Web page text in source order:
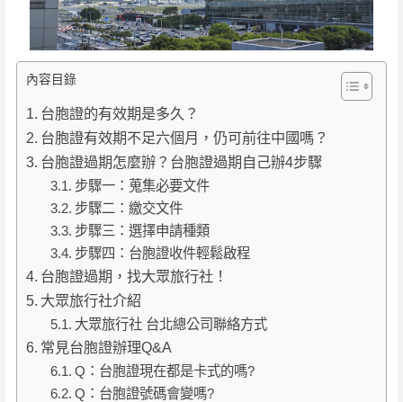
內容目錄
台胞證的有效期是多久？
台胞證有效期不足六個月，仍可前往中國嗎？
台胞證過期怎麼辦？台胞證過期自己辦4步驟
步驟一：蒐集必要文件
步驟二：繳交文件
步驟三：選擇申請種類
步驟四：台胞證收件輕鬆啟程
台胞證過期，找大眾旅行社！
大眾旅行社介紹
大眾旅行社 台北總公司聯絡方式
常見台胞證辦理Q&A
Q：台胞證現在都是卡式的嗎?
Q：台胞證號碼會變嗎?